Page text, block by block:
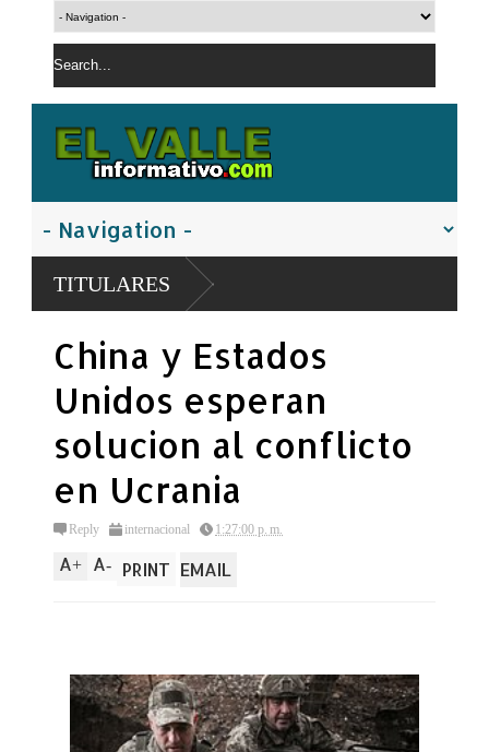
TITULARES
China y Estados
Unidos esperan
solucion al conflicto
en Ucrania
Reply internacional 1:27:00 p. m.
A+ A- PRINT EMAIL